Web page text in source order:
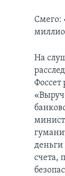
Смего:
На
деньги
счета,